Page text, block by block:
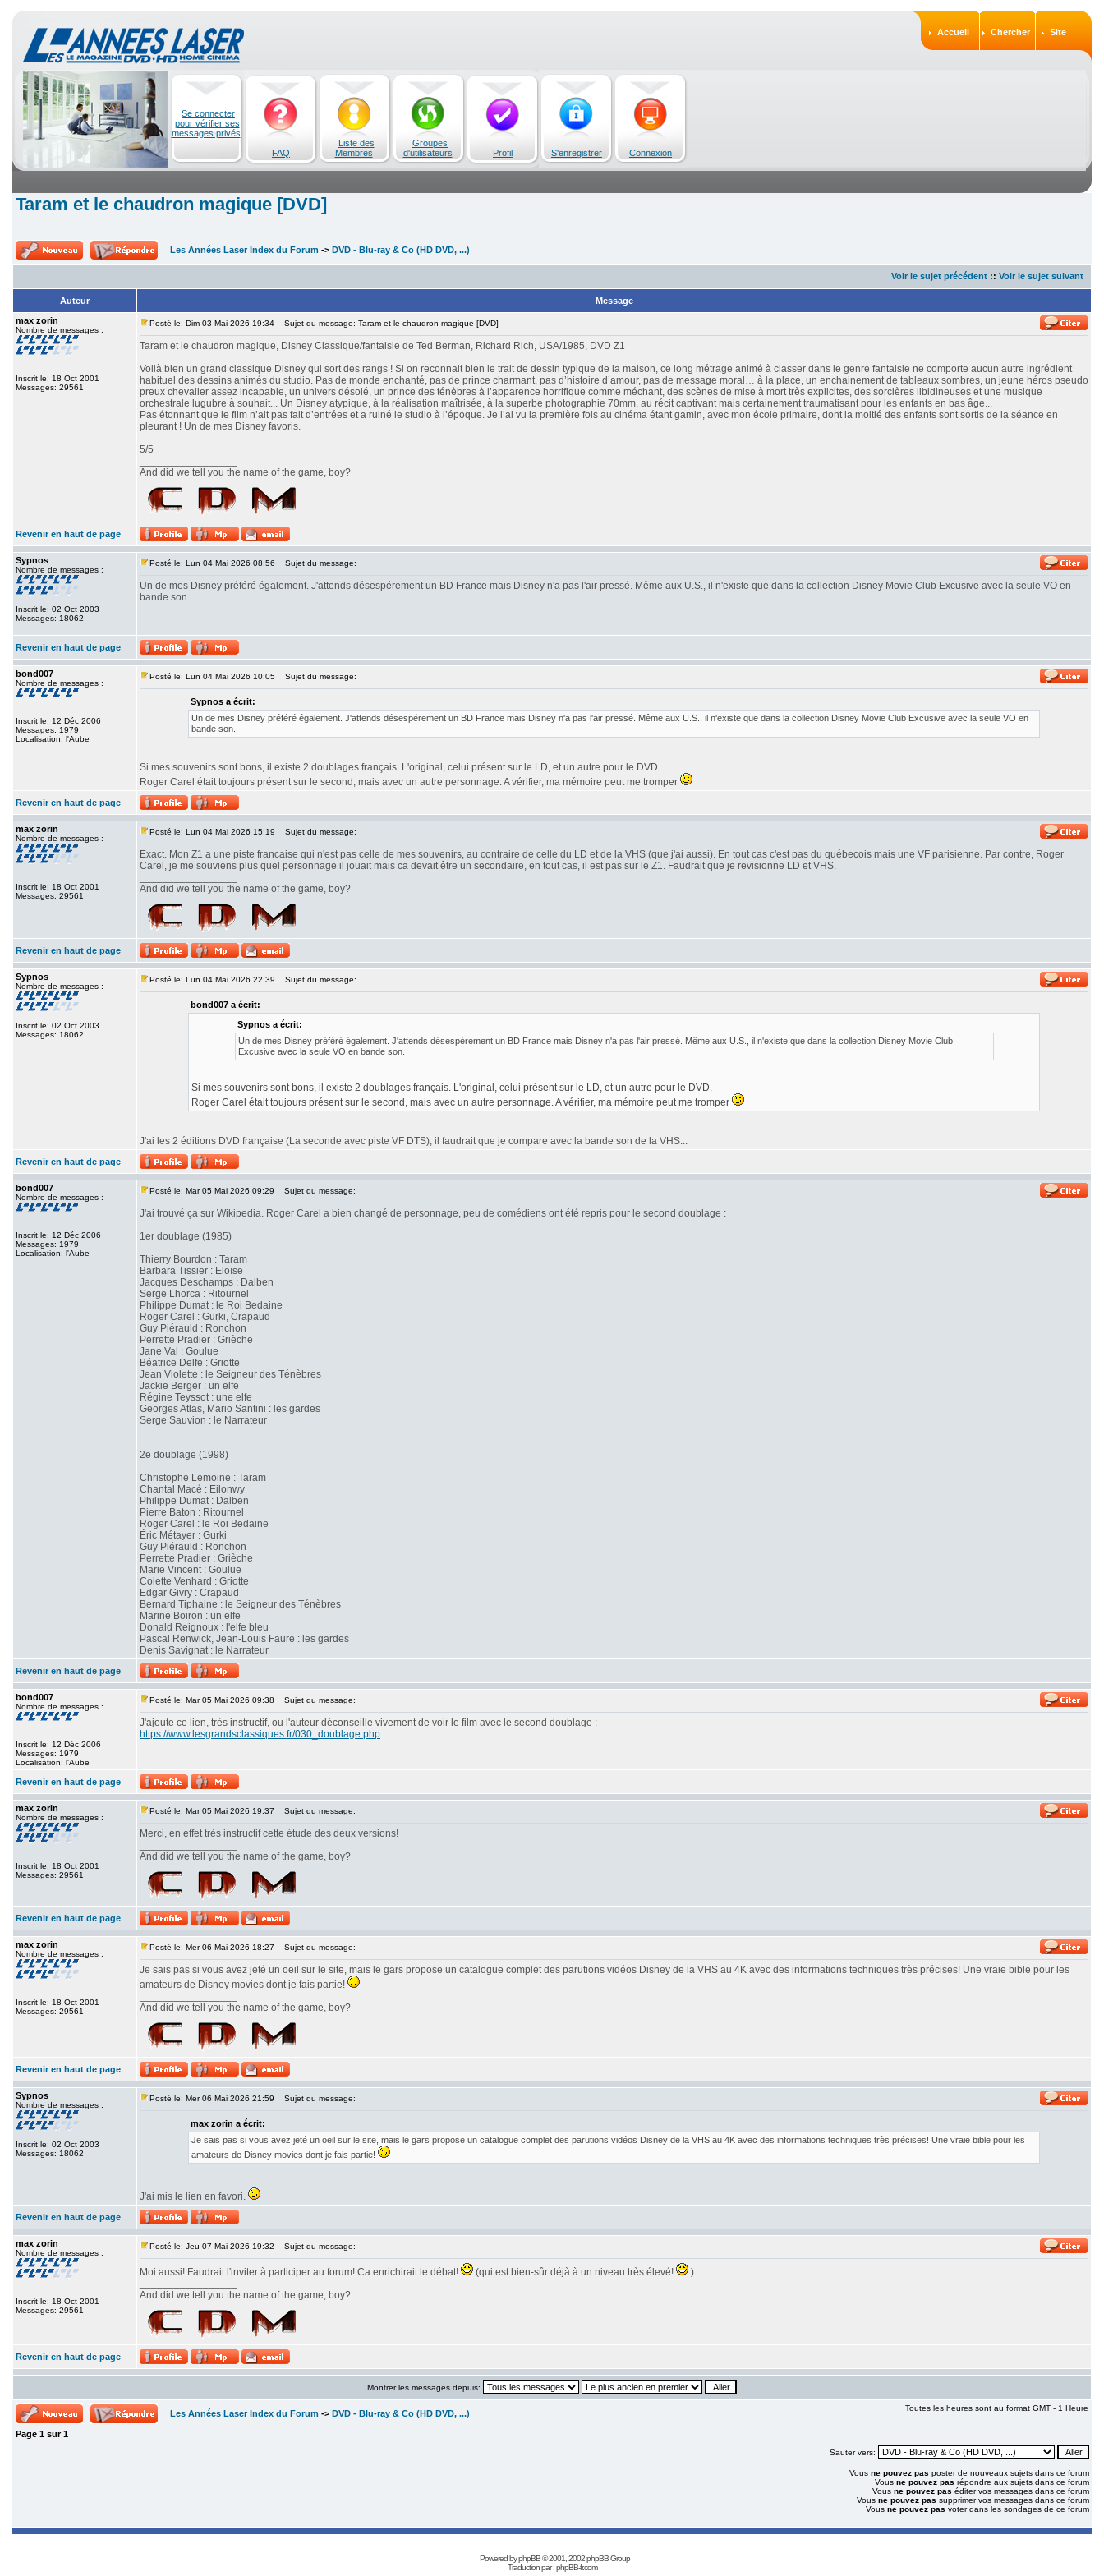
Accueil Chercher Site
Se connecter
pour vérifier ses
messages privés
FAQ
Liste des
Membres
Groupes
d'utilisateurs
Profil S'enregistrer Connexion
Taram et le chaudron magique [DVD]
Les Années Laser Index du Forum -> DVD - Blu-ray & Co (HD DVD, ...)
Voir le sujet précédent :: Voir le sujet suivant
Auteur
Message
max zorin
Nombre de messages :
Inscrit le: 18 Oct 2001
Messages: 29561
Posté le: Dim 03 Mai 2026 19:34 Sujet du message: Taram et le chaudron magique [DVD]
Taram et le chaudron magique, Disney Classique/fantaisie de Ted Berman, Richard Rich, USA/1985, DVD Z1
Voilà bien un grand classique Disney qui sort des rangs ! Si on reconnait bien le trait de dessin typique de la maison, ce long métrage animé à classer dans le genre fantaisie ne comporte aucun autre ingrédient
habituel des dessins animés du studio. Pas de monde enchanté, pas de prince charmant, pas d’histoire d’amour, pas de message moral… à la place, un enchainement de tableaux sombres, un jeune héros pseudo
preux chevalier assez incapable, un univers désolé, un prince des ténèbres à l’apparence horrifique comme méchant, des scènes de mise à mort très explicites, des sorcières libidineuses et une musique
orchestrale lugubre à souhait... Un Disney atypique, à la réalisation maîtrisée, à la superbe photographie 70mm, au récit captivant mais certainement traumatisant pour les enfants en bas âge...
Pas étonnant que le film n’ait pas fait d’entrées et a ruiné le studio à l’époque. Je l’ai vu la première fois au cinéma étant gamin, avec mon école primaire, dont la moitié des enfants sont sortis de la séance en
pleurant ! Un de mes Disney favoris.
5/5
And did we tell you the name of the game, boy?
Revenir en haut de page
Sypnos
Nombre de messages :
Inscrit le: 02 Oct 2003
Messages: 18062
Posté le: Lun 04 Mai 2026 08:56 Sujet du message:
Un de mes Disney préféré également. J'attends désespérement un BD France mais Disney n'a pas l'air pressé. Même aux U.S., il n'existe que dans la collection Disney Movie Club Excusive avec la seule VO en
bande son.
Revenir en haut de page
bond007
Nombre de messages :
Inscrit le: 12 Déc 2006
Messages: 1979
Localisation: l'Aube
Posté le: Lun 04 Mai 2026 10:05 Sujet du message:
Sypnos a écrit:
Un de mes Disney préféré également. J'attends désespérement un BD France mais Disney n'a pas l'air pressé. Même aux U.S., il n'existe que dans la collection Disney Movie Club Excusive avec la seule VO en
bande son.
Si mes souvenirs sont bons, il existe 2 doublages français. L'original, celui présent sur le LD, et un autre pour le DVD.
Roger Carel était toujours présent sur le second, mais avec un autre personnage. A vérifier, ma mémoire peut me tromper
Revenir en haut de page
max zorin
Nombre de messages :
Inscrit le: 18 Oct 2001
Messages: 29561
Posté le: Lun 04 Mai 2026 15:19 Sujet du message:
Exact. Mon Z1 a une piste francaise qui n'est pas celle de mes souvenirs, au contraire de celle du LD et de la VHS (que j'ai aussi). En tout cas c'est pas du québecois mais une VF parisienne. Par contre, Roger
Carel, je me souviens plus quel personnage il jouait mais ca devait être un secondaire, en tout cas, il est pas sur le Z1. Faudrait que je revisionne LD et VHS.
And did we tell you the name of the game, boy?
Revenir en haut de page
Sypnos
Nombre de messages :
Inscrit le: 02 Oct 2003
Messages: 18062
Posté le: Lun 04 Mai 2026 22:39 Sujet du message:
bond007 a écrit:
Sypnos a écrit:
Un de mes Disney préféré également. J'attends désespérement un BD France mais Disney n'a pas l'air pressé. Même aux U.S., il n'existe que dans la collection Disney Movie Club
Excusive avec la seule VO en bande son.
Si mes souvenirs sont bons, il existe 2 doublages français. L'original, celui présent sur le LD, et un autre pour le DVD.
Roger Carel était toujours présent sur le second, mais avec un autre personnage. A vérifier, ma mémoire peut me tromper
J'ai les 2 éditions DVD française (La seconde avec piste VF DTS), il faudrait que je compare avec la bande son de la VHS...
Revenir en haut de page
bond007
Nombre de messages :
Inscrit le: 12 Déc 2006
Messages: 1979
Localisation: l'Aube
Posté le: Mar 05 Mai 2026 09:29 Sujet du message:
J'ai trouvé ça sur Wikipedia. Roger Carel a bien changé de personnage, peu de comédiens ont été repris pour le second doublage :
1er doublage (1985)
Thierry Bourdon : Taram
Barbara Tissier : Eloïse
Jacques Deschamps : Dalben
Serge Lhorca : Ritournel
Philippe Dumat : le Roi Bedaine
Roger Carel : Gurki, Crapaud
Guy Piérauld : Ronchon
Perrette Pradier : Grièche
Jane Val : Goulue
Béatrice Delfe : Griotte
Jean Violette : le Seigneur des Ténèbres
Jackie Berger : un elfe
Régine Teyssot : une elfe
Georges Atlas, Mario Santini : les gardes
Serge Sauvion : le Narrateur
2e doublage (1998)
Christophe Lemoine : Taram
Chantal Macé : Eilonwy
Philippe Dumat : Dalben
Pierre Baton : Ritournel
Roger Carel : le Roi Bedaine
Éric Métayer : Gurki
Guy Piérauld : Ronchon
Perrette Pradier : Grièche
Marie Vincent : Goulue
Colette Venhard : Griotte
Edgar Givry : Crapaud
Bernard Tiphaine : le Seigneur des Ténèbres
Marine Boiron : un elfe
Donald Reignoux : l'elfe bleu
Pascal Renwick, Jean-Louis Faure : les gardes
Denis Savignat : le Narrateur
Revenir en haut de page
bond007
Nombre de messages :
Inscrit le: 12 Déc 2006
Messages: 1979
Localisation: l'Aube
Posté le: Mar 05 Mai 2026 09:38 Sujet du message:
J'ajoute ce lien, très instructif, ou l'auteur déconseille vivement de voir le film avec le second doublage :
https://www.lesgrandsclassiques.fr/030_doublage.php
Revenir en haut de page
max zorin
Nombre de messages :
Inscrit le: 18 Oct 2001
Messages: 29561
Posté le: Mar 05 Mai 2026 19:37 Sujet du message:
Merci, en effet très instructif cette étude des deux versions!
And did we tell you the name of the game, boy?
Revenir en haut de page
max zorin
Nombre de messages :
Inscrit le: 18 Oct 2001
Messages: 29561
Posté le: Mer 06 Mai 2026 18:27 Sujet du message:
Je sais pas si vous avez jeté un oeil sur le site, mais le gars propose un catalogue complet des parutions vidéos Disney de la VHS au 4K avec des informations techniques très précises! Une vraie bible pour les
amateurs de Disney movies dont je fais partie!
And did we tell you the name of the game, boy?
Revenir en haut de page
Sypnos
Nombre de messages :
Inscrit le: 02 Oct 2003
Messages: 18062
Posté le: Mer 06 Mai 2026 21:59 Sujet du message:
max zorin a écrit:
Je sais pas si vous avez jeté un oeil sur le site, mais le gars propose un catalogue complet des parutions vidéos Disney de la VHS au 4K avec des informations techniques très précises! Une vraie bible pour les
amateurs de Disney movies dont je fais partie!
J'ai mis le lien en favori.
Revenir en haut de page
max zorin
Nombre de messages :
Inscrit le: 18 Oct 2001
Messages: 29561
Posté le: Jeu 07 Mai 2026 19:32 Sujet du message:
Moi aussi! Faudrait l'inviter à participer au forum! Ca enrichirait le débat! (qui est bien-sûr déjà à un niveau très élevé!
)
And did we tell you the name of the game, boy?
Revenir en haut de page
Montrer les messages depuis:
Les Années Laser Index du Forum -> DVD - Blu-ray & Co (HD DVD, ...)
Toutes les heures sont au format GMT - 1 Heure
Page 1 sur1
Sauter vers:
Vous ne pouvez pas poster de nouveaux sujets dans ce forum
Vous ne pouvez pas répondre aux sujets dans ce forum
Vous ne pouvez pas éditer vos messages dans ce forum
Vous ne pouvez pas supprimer vos messages dans ce forum
Vous ne pouvez pas voter dans les sondages de ce forum
Powered byphpBB© 2001, 2002 phpBB Group
Traduction par :phpBB-fr.com